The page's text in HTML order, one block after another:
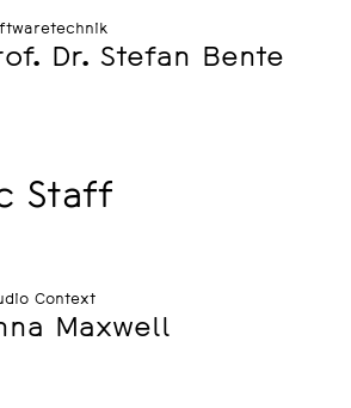
Dr. Stefan Bente
Staff
Context
Maxwell